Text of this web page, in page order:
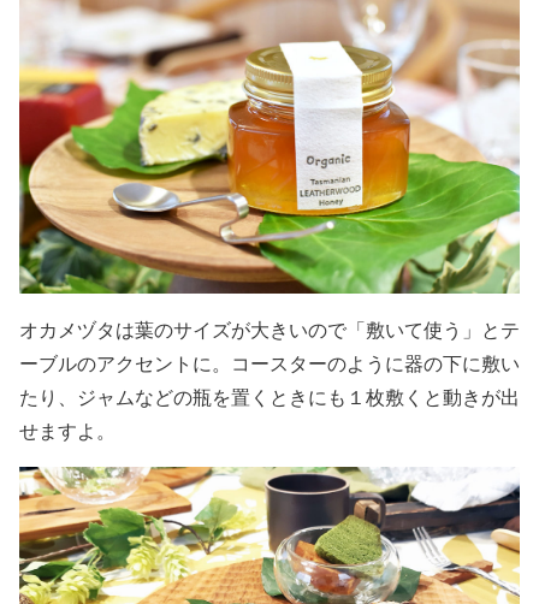
オカメヅタは葉のサイズが大きいので「敷いて使う」とテ
ーブルのアクセントに。コースターのように器の下に敷い
たり、ジャムなどの瓶を置くときにも１枚敷くと動きが出
せますよ。